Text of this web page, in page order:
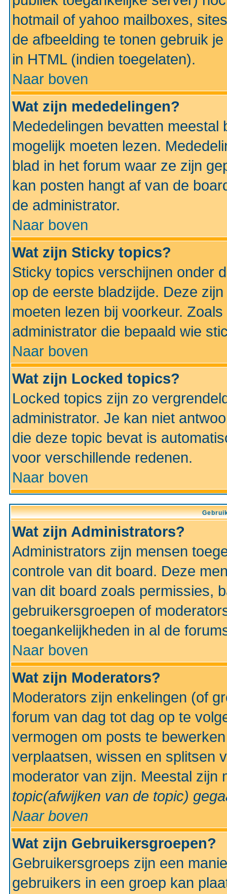
hotmail of yahoo mailboxes,
de afbeelding te tonen gebruik
in HTML (indien toegelaten).
Naar boven
Wat zijn mededelingen?
Mededelingen bevatten
mogelijk moeten lezen.
blad in het forum waar ze zijn
kan posten hangt af van de
de administrator.
Naar boven
Wat zijn Sticky topics?
Sticky topics verschijnen onder
op de eerste bladzijde. Deze
moeten lezen bij voorkeur.
administrator die bepaald wie
Naar boven
Wat zijn Locked topics?
Locked topics zijn zo
administrator. Je kan niet
die deze topic bevat is
voor verschillende redenen.
Naar boven
Wat zijn Administrators?
Administrators zijn mensen
controle van dit board. Deze
van dit board zoals permissies,
gebruikersgroepen of
toegankelijkheden in al de
Naar boven
Wat zijn Moderators?
Moderators zijn enkelingen (of
forum van dag tot dag op te
vermogen om posts te
verplaatsen, wissen en splitsen
moderator van zijn. Meestal
topic(afwijken van de topic)
Naar boven
Wat zijn Gebruikersgroepen?
Gebruikersgroeps zijn een
gebruikers in een groep kan